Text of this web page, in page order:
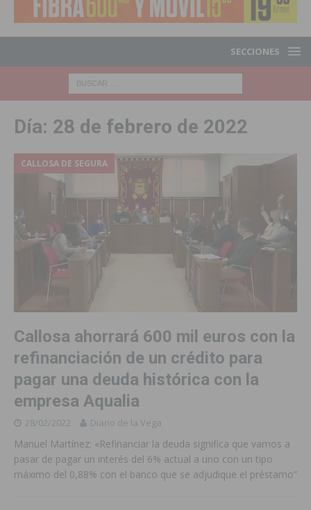
SECCIONES
Día: 28 de febrero de 2022
CALLOSA DE SEGURA
Callosa ahorrará 600 mil euros con la
refinanciación de un crédito para
pagar una deuda histórica con la
empresa Aqualia
28/02/2022 Diario de la Vega
Manuel Martínez: «Refinanciar la deuda significa que vamos a
pasar de pagar un interés del 6% actual a uno con un tipo
máximo del 0,88% con el banco que se adjudique el préstamo”